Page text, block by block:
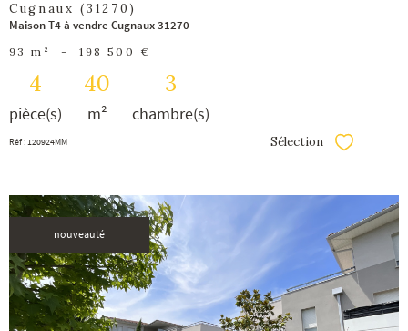
Cugnaux (31270)
Maison T4 à vendre Cugnaux 31270
93 m² - 198 500 €
4
pièce(s)
40
m²
3
chambre(s)
Réf : 120924MM Sélection Sélectionner
nouveauté
voir le